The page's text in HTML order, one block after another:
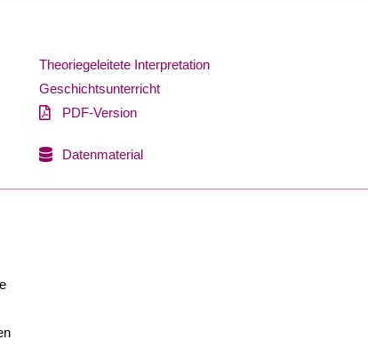
Theoriegeleitete Interpretation
Geschichtsunterricht
PDF-Version
Datenmaterial